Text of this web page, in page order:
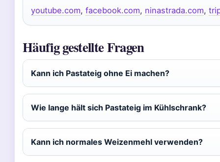
youtube.com, facebook.com, ninastrada.com,
Häufig gestellte Fragen
Kann ich Pastateig ohne Ei machen?
Wie lange hält sich Pastateig im Kühlschrank?
Kann ich normales Weizenmehl verwenden?